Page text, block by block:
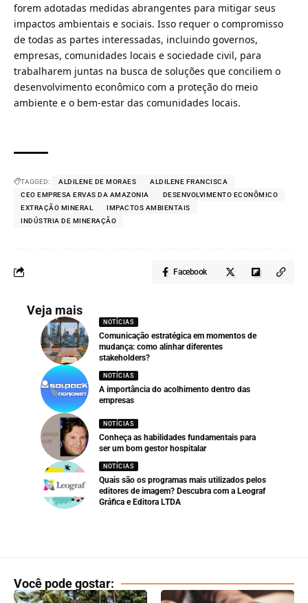
forem adotadas medidas abrangentes para mitigar seus
impactos ambientais e sociais. Isso requer o compromisso
de todas as partes interessadas, incluindo governos,
empresas, comunidades locais e sociedade civil, para
trabalharem juntas na busca de soluções que conciliem o
desenvolvimento econômico com a proteção do meio
ambiente e o bem-estar das comunidades locais.
TAGGED: ALDILENE DE MORAES
ALDILENE FRANCISCA
CEO EMPRESA ERVAS DA AMAZONIA
DESENVOLVIMENTO ECONÔMICO
EXTRAÇÃO MINERAL
IMPACTOS AMBIENTAIS
INDÚSTRIA DE MINERAÇÃO
Facebook
Veja mais
NOTÍCIAS
Comunicação estratégica em momentos de
mudança: como alinhar diferentes
stakeholders?
NOTÍCIAS
A importância do acolhimento dentro das
empresas
NOTÍCIAS
Conheça as habilidades fundamentais para
ser um bom gestor hospitalar
NOTÍCIAS
Quais são os programas mais utilizados pelos
editores de imagem? Descubra com a Leograf
Gráfica e Editora LTDA
Você pode gostar: